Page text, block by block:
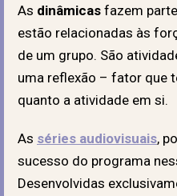
As dinâmicas fazem
estão relacionadas às
de um grupo. São
uma reflexão – fator que
quanto a atividade em si.
As séries audiovisuais,
sucesso do programa
Desenvolvidas